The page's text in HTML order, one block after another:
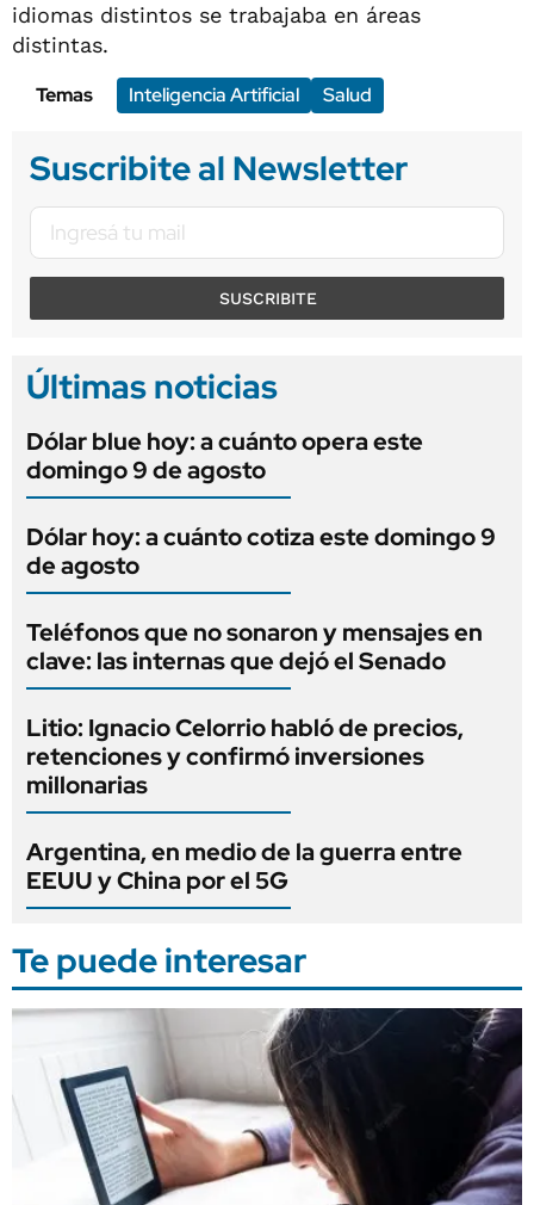
idiomas distintos se trabajaba en áreas
distintas.
Temas
Inteligencia Artificial Salud
Suscribite al Newsletter
SUSCRIBITE
Últimas noticias
Dólar blue hoy: a cuánto opera este
domingo 9 de agosto
Dólar hoy: a cuánto cotiza este domingo 9
de agosto
Teléfonos que no sonaron y mensajes en
clave: las internas que dejó el Senado
Litio: Ignacio Celorrio habló de precios,
retenciones y confirmó inversiones
millonarias
Argentina, en medio de la guerra entre
EEUU y China por el 5G
Te puede interesar